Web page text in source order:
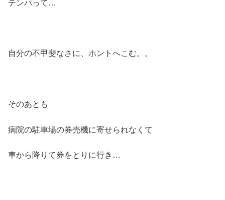
テンパって…
自分の不甲斐なさに、ホントへこむ。。
そのあとも
病院の駐車場の券売機に寄せられなくて
車から降りて券をとりに行き…